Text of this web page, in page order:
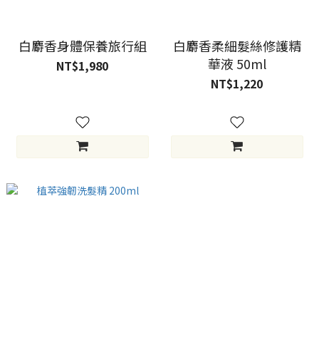
白麝香身體保養旅行組
NT$1,980
白麝香柔細髮絲修護精
華液 50ml
NT$1,220